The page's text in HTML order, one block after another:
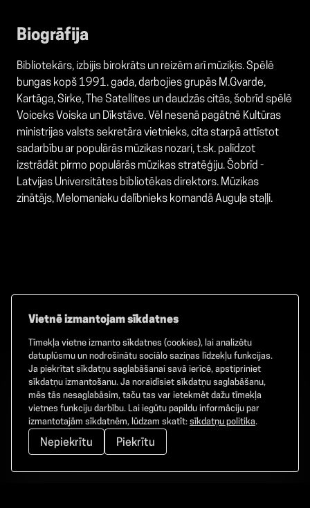
Biogrāfija
Bibliotekārs, izbijis birokrāts un reizēm arī mūziķis. Spēlē
bungas kopš 1991. gada, darbojies grupās M.Gvarde,
Kartāga, Sirke, The Satellites un daudzās citās, šobrīd spēlē
Voiceks Voiska un Dīkstāve. Vēl nesenā pagātnē Kultūras
ministrijas valsts sekretāra vietnieks, cita starpā attīstot
sadarbību ar populārās mūzikas nozari, t.sk. palīdzot
izstrādāt pirmo populārās mūzikas stratēģiju. Šobrīd -
Latvijas Universitātes bibliotēkas direktors. Mūzikas
zinātājs, Melomaniaku dalībnieks komandā Auguļa staļļi.
Facebook TikTok Instagram
©2026GAMMA. Visas tiesības aizsargātas.
Vietnē izmantojam sīkdatnes
Tīmekļa vietne izmanto sīkdatnes (cookies), lai analizētu
datuplūsmu un nodrošinātu sociālo saziņas līdzekļu funkcijas.
Ja piekrītat sīkdatņu saglabāšanai savā ierīcē, apstipriniet
sīkdatņu izmantošanu. Ja noraidīsiet sīkdatņu saglabāšanu,
mēs tās nesaglabāsim, taču tas var ietekmēt dažu tīmekļa
vietnes funkciju darbību. Lai iegūtu papildu informāciju par
izmantotajām sīkdatnēm, lūdzam skatīt: sīkdatņu politika.
Nepiekrītu Piekrītu